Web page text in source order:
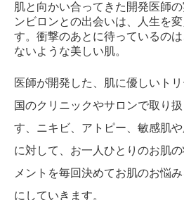
肌と向かい合ってきた開発医師
ンビロンとの出会いは、人生を
す。衝撃のあとに待っているの
ないような美しい肌。
医師が開発した、肌に優しいト
国のクリニックやサロンで取り
す、ニキビ、アトピー、敏感肌
に対して、お一人ひとりのお肌
メントを毎回決めてお肌のお悩
にしていきます。